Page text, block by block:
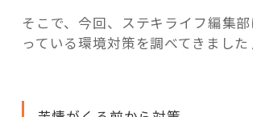
そこで、今回、ステキライフ編集
っている環境対策を調べてきまし